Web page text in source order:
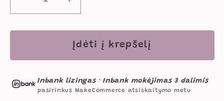
Sumažinti
Foteliukas
Pufas
Stačiakampis
Plytu
Padidinti
Foteliukas
Pufas
Vaikams,
Stačiakampis
Plytu
Įdėti į krepšelį
Inbank lizingas ·Inbank mokėjimas 3 dalimis
pasirinkus MakeCommerce atsiskaitymo metu